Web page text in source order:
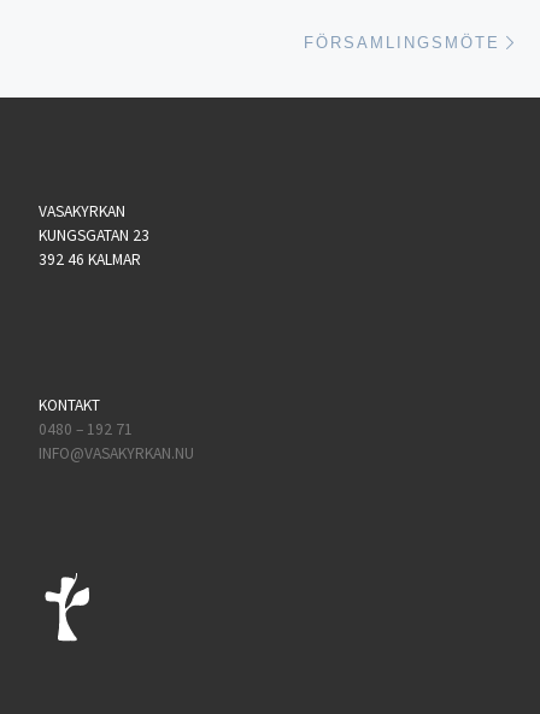
FÖRSAMLINGSMÖTE
VASAKYRKAN
KUNGSGATAN 23
392 46 KALMAR
KONTAKT
0480 – 192 71
INFO@VASAKYRKAN.NU